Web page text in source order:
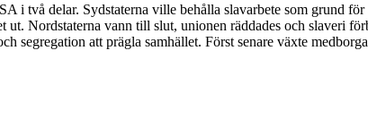
i två delar. Sydstaterna ville behålla slavarbete som grund
Nordstaterna vann till slut, unionen räddades och slaveri
segregation att prägla samhället. Först senare växte